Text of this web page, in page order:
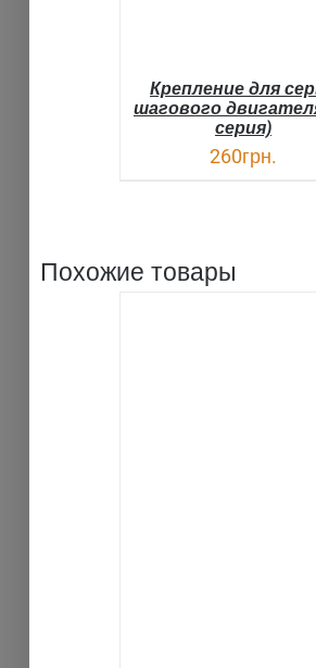
Крепление для
шагового
серия)
260грн.
Похожие товары